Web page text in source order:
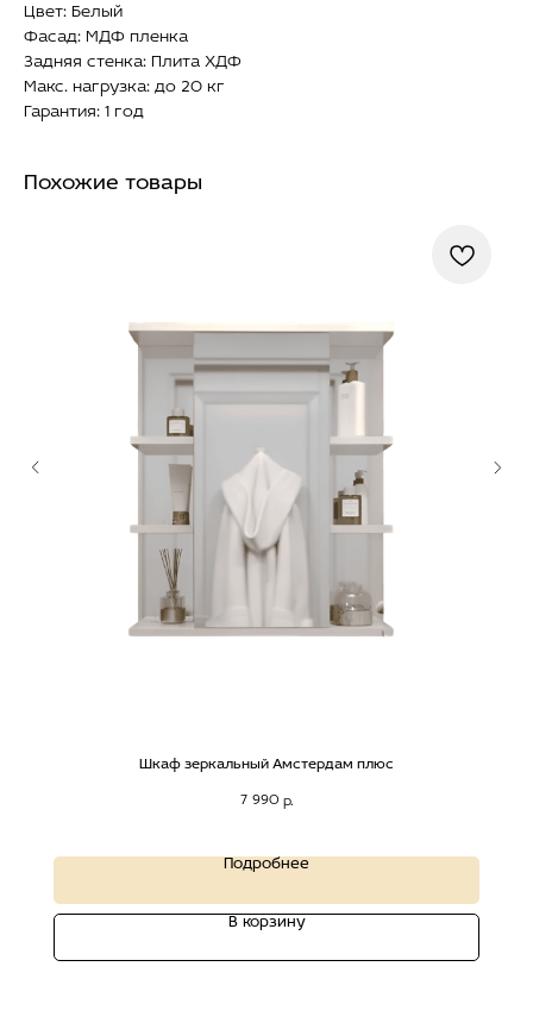
Цвет: Белый
Фасад: МДФ пленка
Задняя стенка: Плита ХДФ
Макс. нагрузка: до 20 кг
Гарантия: 1 год
Похожие товары
Шкаф зеркальный Амстердам плюс
7 990 р.
Подробнее
В корзину